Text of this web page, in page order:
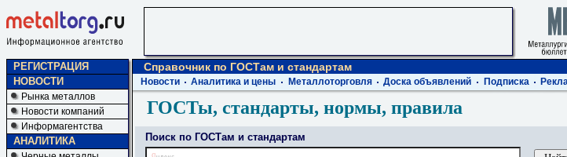
РЕГИСТРАЦИЯ
НОВОСТИ
Рынка металлов
Новости компаний
Информагентства
АНАЛИТИКА
Справочник по ГОСТам и стандартам
Новости Аналитика и цены Металлоторговля Доска объявлений Подписка
ГОСТы, стандарты, нормы, правила
Поиск по ГОСТам и стандартам